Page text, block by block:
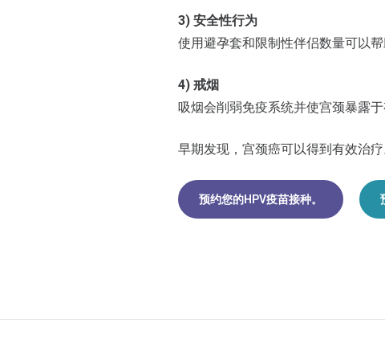
3) 安全性行为
使用避孕套和限制性伴侣数量可以
4) 戒烟
吸烟会削弱免疫系统并使宫颈暴露
早期发现，宫颈癌可以得到有效治
预约您的HPV疫苗接种。